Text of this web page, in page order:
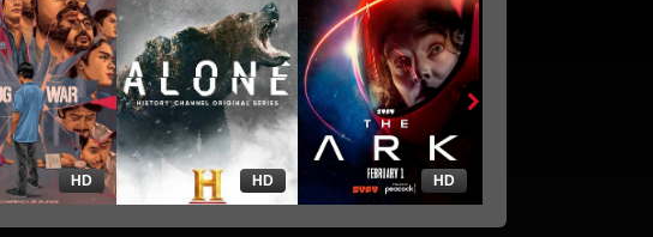
HD HD HD